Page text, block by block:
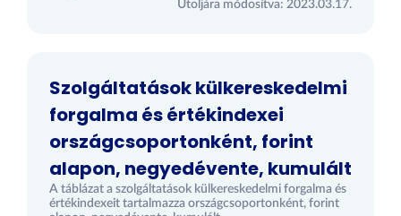
Utoljára módosítva: 2023.03.17.
Szolgáltatások külkereskedelmi
forgalma és értékindexei
országcsoportonként, forint
alapon, negyedévente, kumulált
A táblázat a szolgáltatások külkereskedelmi forgalma és
értékindexeit tartalmazza országcsoportonként, forint